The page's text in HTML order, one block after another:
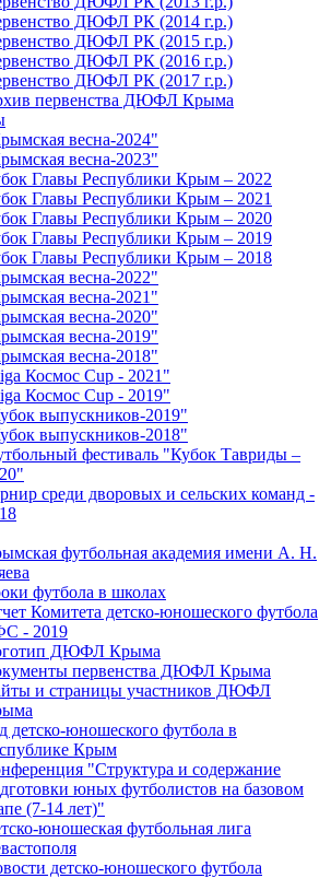
ДЮФЛ РК (2014 г.р.)
ДЮФЛ РК (2015 г.р.)
ДЮФЛ РК (2016 г.р.)
ДЮФЛ РК (2017 г.р.)
первенства ДЮФЛ Крыма
весна-2024"
весна-2023"
Главы Республики Крым – 2022
Главы Республики Крым – 2021
Главы Республики Крым – 2020
Главы Республики Крым – 2019
Главы Республики Крым – 2018
весна-2022"
весна-2021"
весна-2020"
весна-2019"
весна-2018"
Космос Cup - 2021"
Космос Cup - 2019"
выпускников-2019"
выпускников-2018"
фестиваль "Кубок Тавриды –
среди дворовых и сельских команд -
футбольная академия имени А. Н.
футбола в школах
Комитета детско-юношеского футбола
- 2019
ДЮФЛ Крыма
первенства ДЮФЛ Крыма
и страницы участников ДЮФЛ
детско-юношеского футбола в
Крым
"Структура и содержание
юных футболистов на базовом
(7-14 лет)"
юношеская футбольная лига
детско-юношеского футбола